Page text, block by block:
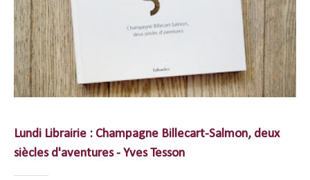
Lundi Librairie : Champagne Billecart-Salmon, deux
siècles d'aventures - Yves Tesson